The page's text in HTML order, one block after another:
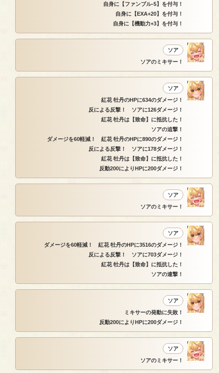
自身に【ファンブル-5】を付与！
自身に【EXA+20】を付与！
自身に【機動力+3】を付与！
ソア
ソアのミキサー！
ソア
紅花 牡丹のHPに634のダメージ！
反による反撃！ ソアに126ダメージ！
紅花 牡丹は【致命】に抵抗した！
ソアの追撃！
ダメージを60軽減！ 紅花 牡丹のHPに890のダメージ！
反による反撃！ ソアに178ダメージ！
紅花 牡丹は【致命】に抵抗した！
反動200によりHPに200ダメージ！
ソア
ソアのミキサー！
ソア
ダメージを60軽減！ 紅花 牡丹のHPに3516のダメージ！
反による反撃！ ソアに703ダメージ！
紅花 牡丹は【致命】に抵抗した！
ソアの連撃！
ソア
ミキサーの発動に失敗！
反動200によりHPに200ダメージ！
ソア
ソアのミキサー！